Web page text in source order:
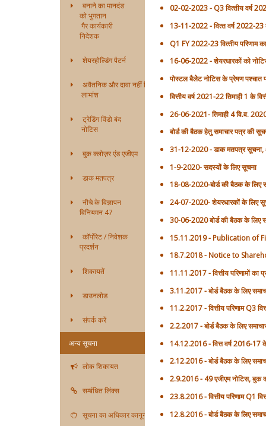
बनाने का मानदंड
को भुगतान
गैर कार्यकारी
निदेशक
शेयरहोल्डिंग पैटर्न
अवैतनिक और दावा नहीं किया गया
लाभांश
ट्रेडिंग विंडो बंद
नोटिस
बुक क्लोज़र एंड एजीएम
डाक मतपत्र
नीचे के विज्ञापन
विनियमन 47
कॉर्पोरेट / निवेशक
प्रदर्शन
शिकायतें
डाउनलोड
संपर्क करें
अन्य सूचना
लोक शिकायत
सम्बंधित लिंक्स
सूचना का अधिकार कानून
02-02-2023 - Q3 वित्‍तीय वर्ष
13-11-2022 - वित्‍त वर्ष 2022-23
Q1 FY 2022-23 वित्‍तीय परिणाम
16-06-2022 - शेयरधारकों को
पोस्‍टल बैलेेट नोटिस के प्रेषण
वित्तीय वर्ष 2021-22 तिमाही 1 के
26-06-2021- तिमाही 4 वि.व.
बोर्ड की बैठक हेतु समाचार पत्र की
31-12-2020 - डाक मतपत्र सूचना,
1-9-2020- सदस्‍यों के लिए सूचना
18-08-2020-बोर्ड की बैठक के लिए
24-07-2020- शेयरधारकों के लिए
30-06-2020 बोर्ड की बैठक के लिए
15.11.2019 - Publication of
18.7.2018 - Notice to
11.11.2017 - वित्तीय परिणामों का
3.11.2017 - बोर्ड बैठक के लिए
11.2.2017 - वित्तीय परिणाम Q3
2.2.2017 - बोर्ड बैठक के लिए
14.12.2016 - वित्त वर्ष 2016-17
2.12.2016 - बोर्ड बैठक के लिए
2.9.2016 - 49 एजीएम नोटिस, बुक
23.8.2016 - वित्तीय परिणाम Q1
12.8.2016 - बोर्ड बैठक के लिए